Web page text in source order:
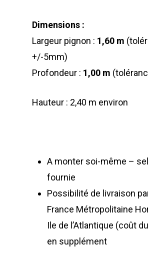
Dimensions :
Largeur pignon : 1,60 m
+/-5mm)
Profondeur : 1,00 m
Hauteur : 2,40 m environ
A monter soi-même –
fournie
Possibilité de livraison
France Métropolitaine
Ile de l’Atlantique (coût
en supplément